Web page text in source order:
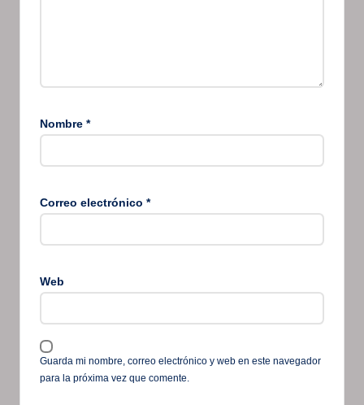
Nombre *
Correo electrónico *
Web
Guarda mi nombre, correo electrónico y web en este navegador
para la próxima vez que comente.